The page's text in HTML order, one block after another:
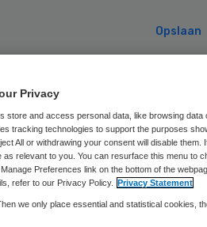
Opslaan
arts
Privacy
store and access personal data, like browsing data
tracking technologies to support the purposes
All or withdrawing your consent will disable
as relevant to you. You can resurface this menu to
Preferences link on the bottom of the
refer to our Privacy Policy. Privacy Statement
we only place essential and statistical cookies,